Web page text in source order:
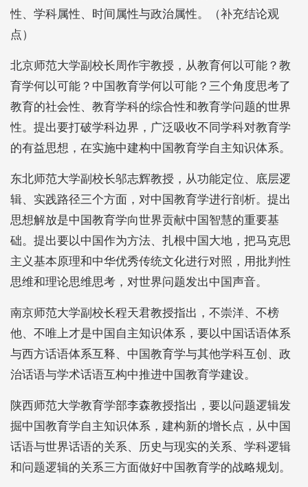
性、学科属性、时间属性与政治属性。（补充结论观
点）
北京师范大学副校长周作宇教授，从教育何以可能？教
育学何以可能？中国教育学何以可能？三个角度思考了
教育的社会性、教育学科的综合性和教育学问题的世界
性。提出要打破学科边界，广泛吸收不同学科对教育学
的有益思想，在实施中建构中国教育学自主知识体系。
东北师范大学副校长邬志辉教授，从功能定位、底层逻
辑、实践路径三个方面，对中国教育学进行剖析。提出
思想解放是中国教育学向世界贡献中国智慧的重要基
础。提出要以中国作为方法、扎根中国大地，把马克思
主义基本原理和中华优秀传统文化进行对照，用批判性
思维和理论思维思考，对世界问题发出中国声音。
南京师范大学副校长程天君教授指出，不崇洋、不榜
他、不唯上才是中国自主知识体系，要以中国话语体系
与西方话语体系互释、中国教育学与其他学科互创、政
治话语与学术话语互构中推进中国教育学建设。
陕西师范大学教育学部李森教授指出，要以问题逻辑发
掘中国教育学自主知识体系，建构新的增长点，从中国
话语与世界话语的关系、历史与现实的关系、学科逻辑
和问题逻辑的关系三方面做好中国教育学的战略规划。